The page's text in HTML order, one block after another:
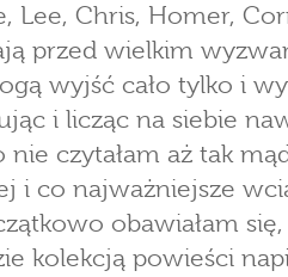
Lee, Chris, Homer,
przed wielkim
wyjść cało tylko i
i licząc na siebie
nie czytałam aż tak
i co najważniejsze
obawiałam
kolekcją powieści